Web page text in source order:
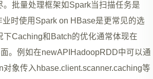
。批量处理框架如Spark当扫描任务是
业时使用Spark on HBase是更常见的选
下Caching和Batch的优化通常体现在
。例如在newAPIHadoopRDD中可以通
对象传入hbase.client.scanner.caching等